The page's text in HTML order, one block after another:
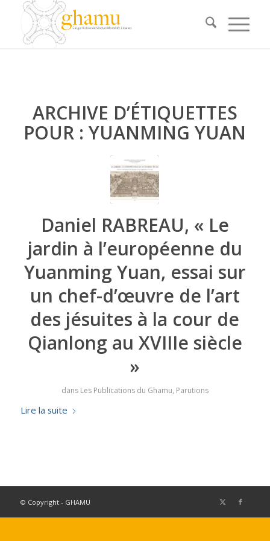
ARCHIVE D’ÉTIQUETTES
POUR :YUANMING YUAN
Daniel RABREAU, « Le
jardin à l’européenne du
Yuanming Yuan, essai sur
un chef-d’œuvre de l’art
des jésuites à la cour de
Qianlong au XVIIIe siècle
»
dans Les Publications du Ghamu, Parutions
Lire la suite
© Copyright - GHAMU